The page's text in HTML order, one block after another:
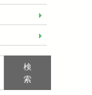
検
索